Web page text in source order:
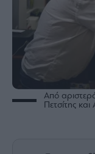
Άρθρα
Συνεντεύξεις
Από
Πετσίτης